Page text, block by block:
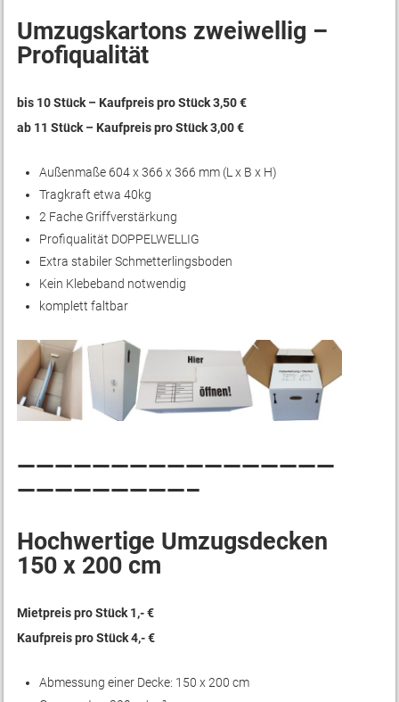
Umzugskartons zweiwellig –
Profiqualität
bis 10 Stück – Kaufpreis pro Stück 3,50 €
ab 11 Stück – Kaufpreis pro Stück 3,00 €
Außenmaße 604 x 366 x 366 mm (L x B x H)
Tragkraft etwa 40kg
2 Fache Griffverstärkung
Profiqualität DOPPELWELLIG
Extra stabiler Schmetterlingsboden
Kein Klebeband notwendig
komplett faltbar
—————————————————
—————————–
Hochwertige Umzugsdecken
150 x 200 cm
Mietpreis pro Stück 1,- €
Kaufpreis pro Stück 4,- €
Abmessung einer Decke: 150 x 200 cm